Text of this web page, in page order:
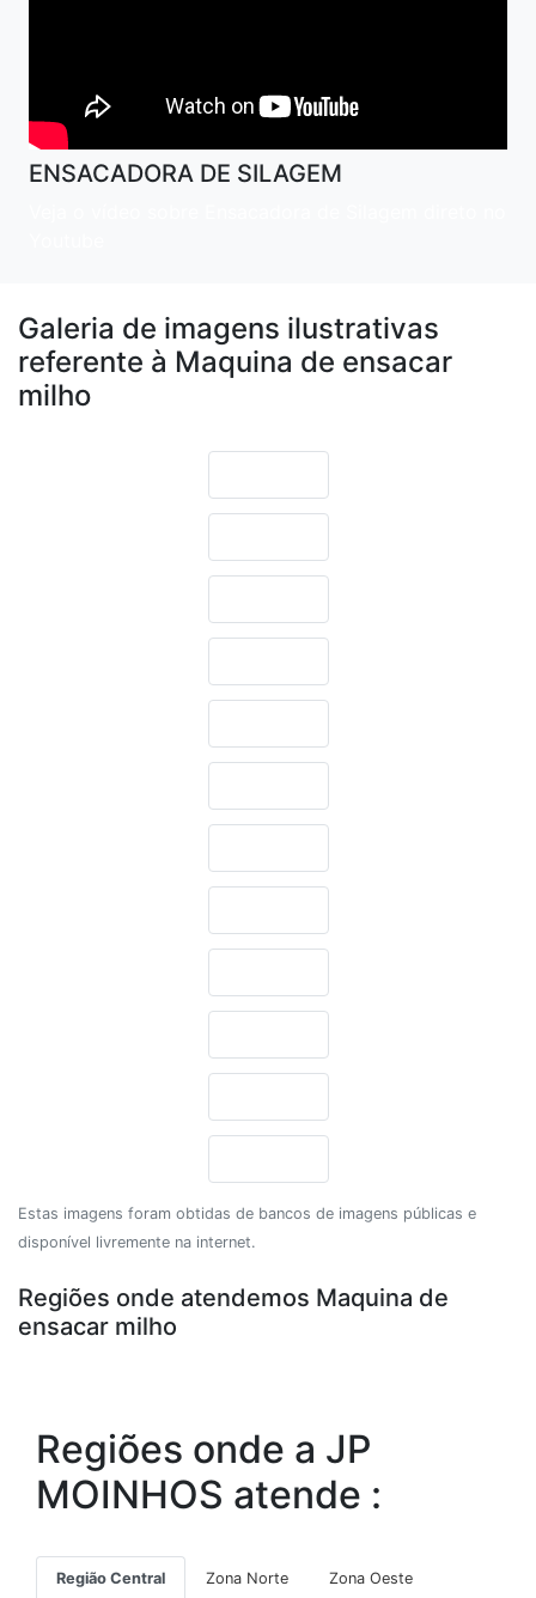
ENSACADORA DE SILAGEM
Galeria de imagens ilustrativas
referente à Maquina de ensacar
milho
Estas imagens foram obtidas de bancos de imagens públicas e
disponível livremente na internet.
Regiões onde atendemos Maquina de
ensacar milho
Regiões onde a JP
MOINHOS atende :
Região Central Zona Norte Zona Oeste